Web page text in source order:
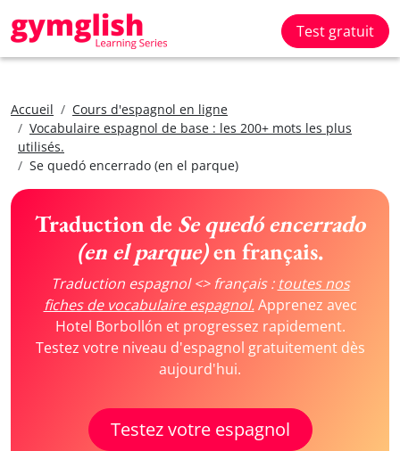
Test gratuit
Accueil
Cours d'espagnol en ligne
Vocabulaire espagnol de base : les 200+ mots les plus
utilisés.
Se quedó encerrado (en el parque)
Traduction de Se quedó encerrado
(en el parque)en français.
Traduction espagnol <> français : toutes nos
fiches de vocabulaire espagnol.Apprenez avec
Hotel Borbollón et progressez rapidement.
Testez votre niveau d'espagnol gratuitement dès
aujourd'hui.
Testez votre espagnol